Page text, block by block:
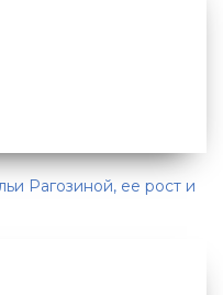
Рагозиной, ее рост и